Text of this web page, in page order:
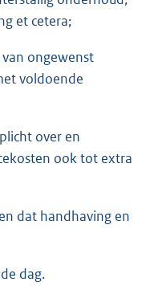
et cetera;
ongewenst
voldoende
over en
ook tot extra
dat handhaving en
dag.